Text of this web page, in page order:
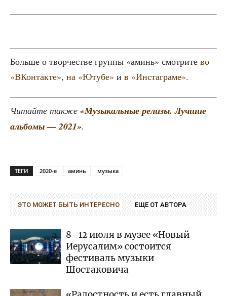
Боль­ше о твор­че­стве груп­пы «аминь» смот­ри­те во
«ВКон­так­те», на «Юту­бе» и в «Инста­гра­ме».
Читай­те так­же «Музы­каль­ные рели­зы. Луч­шие
аль­бо­мы — 2021».
ТЕГИ 2020-е аминь музыка
ЭТО МОЖЕТ БЫТЬ ИНТЕРЕСНО ЕЩЕ ОТ АВТОРА
8–12 июля в музее «Новый
Иерусалим» состоится
фестиваль музыки
Шостаковича